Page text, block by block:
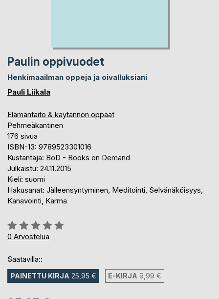
Paulin oppivuodet
Henkimaailman oppeja ja oivalluksiani
Pauli Liikala
Elämäntaito & käytännön oppaat
Pehmeäkantinen
176 sivua
ISBN-13: 9789523301016
Kustantaja: BoD - Books on Demand
Julkaistu: 24.11.2015
Kieli: suomi
Hakusanat: Jälleensyntyminen, Meditointi, Selvänäköisyys,
Kanavointi, Karma
Arvostelu::
0%
0 Arvostelua
Saatavilla::
PAINETTU KIRJA 25,95 € E-KIRJA 9,99 €